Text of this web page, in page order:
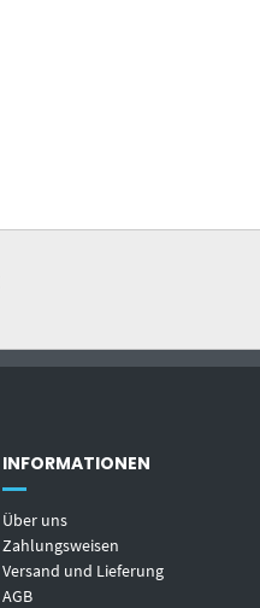
INFORMATIONEN
Über uns
Zahlungsweisen
Versand und Lieferung
AGB